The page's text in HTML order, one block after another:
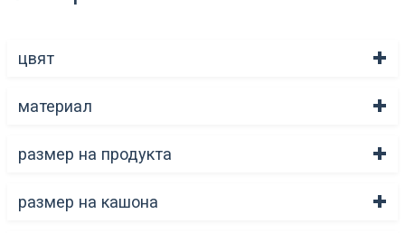
цвят
материал
размер на продукта
размер на кашона